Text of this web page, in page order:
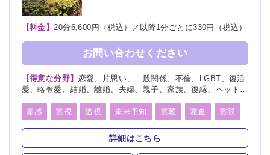
【料金】20分6,600円（税込）／以降1分ごとに330円（税込）
お問い合わせください
【得意な分野】 恋愛、片思い、二股関係、不倫、LGBT、復活
愛、略奪愛、結婚、離婚、夫婦、親子、家族、復縁、ペット、
転職、適職、縁結び、縁切り
霊感 霊視 透視 未来予知 霊聴 霊査 霊眼
前世 後世 言霊 神通力 守護霊 背後霊
死者霊の降霊 除霊 浄霊 祈願 祈祷 波動修正
詳細はこちら